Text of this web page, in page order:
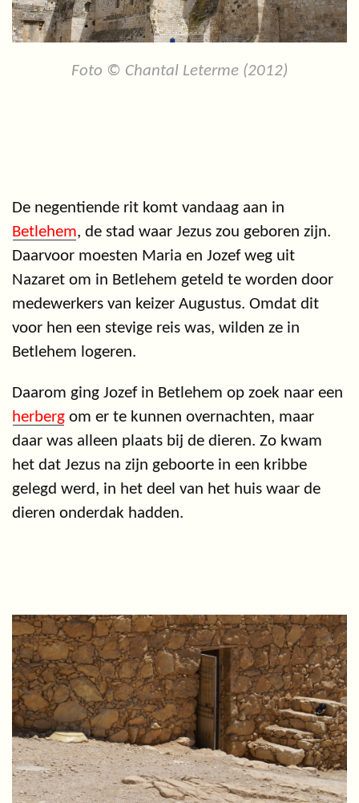
Foto © Chantal Leterme (2012)
De negentiende rit komt vandaag aan in
Betlehem, de stad waar Jezus zou geboren zijn.
Daarvoor moesten Maria en Jozef weg uit
Nazaret om in Betlehem geteld te worden door
medewerkers van keizer Augustus. Omdat dit
voor hen een stevige reis was, wilden ze in
Betlehem logeren.
Daarom ging Jozef in Betlehem op zoek naar een
herberg om er te kunnen overnachten, maar
daar was alleen plaats bij de dieren. Zo kwam
het dat Jezus na zijn geboorte in een kribbe
gelegd werd, in het deel van het huis waar de
dieren onderdak hadden.